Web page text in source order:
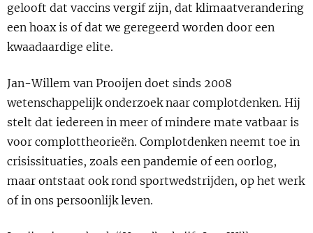
gelooft dat vaccins vergif zijn, dat klimaatverandering
een hoax is of dat we geregeerd worden door een
kwaadaardige elite.
Jan-Willem van Prooijen doet sinds 2008
wetenschappelijk onderzoek naar complotdenken. Hij
stelt dat iedereen in meer of mindere mate vatbaar is
voor complottheorieën. Complotdenken neemt toe in
crisissituaties, zoals een pandemie of een oorlog,
maar ontstaat ook rond sportwedstrijden, op het werk
of in ons persoonlijk leven.